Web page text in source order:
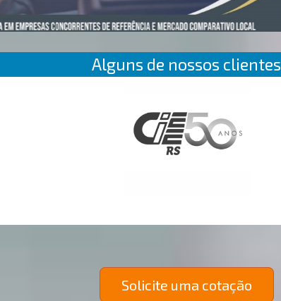
Alguns de nossos clientes
Solicite uma cotação